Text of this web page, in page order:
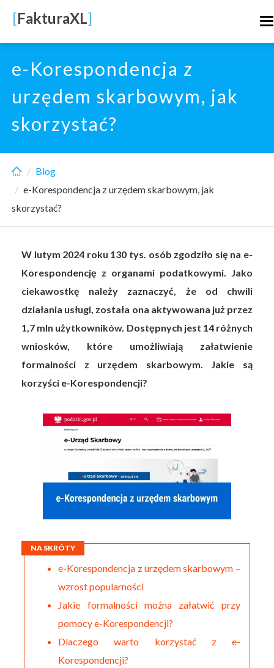
main
content
[FakturaXL]
e-Korespondencja z
urzędem skarbowym, jak
skorzystać?
Blog
e-Korespondencja z urzędem skarbowym, jak
skorzystać?
W lutym 2024 roku 130 tys. osób zgodziło się na e-
Korespondencję z organami podatkowymi. Jako
ciekawostkę należy zaznaczyć, że od chwili
działania usługi, została ona aktywowana już przez
1,7 mln użytkowników. Dostępnych jest 14 różnych
wniosków, które umożliwiają załatwienie
formalności z urzędem skarbowym. Jakie są
korzyści e-Korespondencji?
NA SKRÓTY
e-Korespondencja z urzędem skarbowym –
wzrost popularności
Jakie formalności można załatwić przy
pomocy e-Korespondencji?
Dlaczego warto korzystać z e-
Korespondencji?